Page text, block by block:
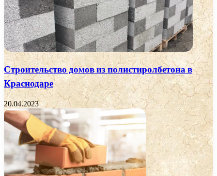
Строительство домов из полистиролбетона в
Краснодаре
20.04.2023